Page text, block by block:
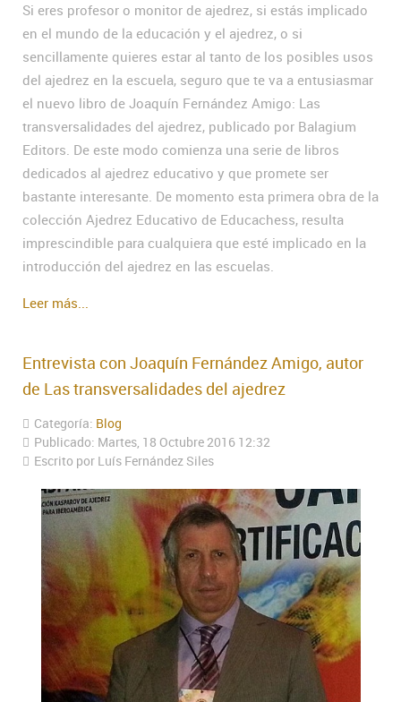
Si eres profesor o monitor de ajedrez, si estás implicado
en el mundo de la educación y el ajedrez, o si
sencillamente quieres estar al tanto de los posibles usos
del ajedrez en la escuela, seguro que te va a entusiasmar
el nuevo libro de Joaquín Fernández Amigo: Las
transversalidades del ajedrez, publicado por Balagium
Editors. De este modo comienza una serie de libros
dedicados al ajedrez educativo y que promete ser
bastante interesante. De momento esta primera obra de la
colección Ajedrez Educativo de Educachess, resulta
imprescindible para cualquiera que esté implicado en la
introducción del ajedrez en las escuelas.
Leer más...
Entrevista con Joaquín Fernández Amigo, autor
de Las transversalidades del ajedrez
Categoría: Blog
Publicado: Martes, 18 Octubre 2016 12:32
Escrito por Luís Fernández Siles